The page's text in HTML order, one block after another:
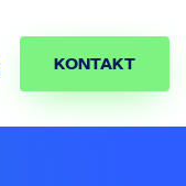
Search
KONTAKT